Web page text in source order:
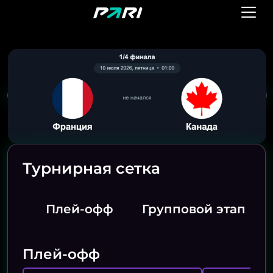
Турнирная сетка
Плей-офф Групповой этап
Плей-офф